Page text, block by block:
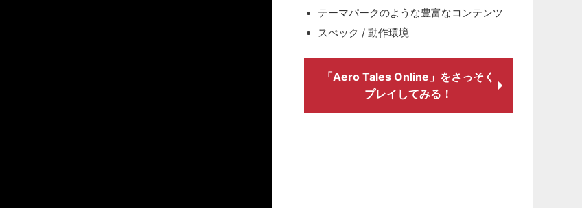
テーマパークのような豊富なコンテンツ
スぺック / 動作環境
「Aero Tales Online」をさっそく
プレイしてみる！